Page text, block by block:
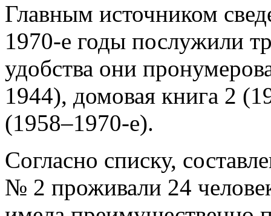
Главным источником
1970-е годы послужили
удобства они
1944), домовая книга 2
(1958–1970-е).
Согласно списку,
№ 2 проживали 24